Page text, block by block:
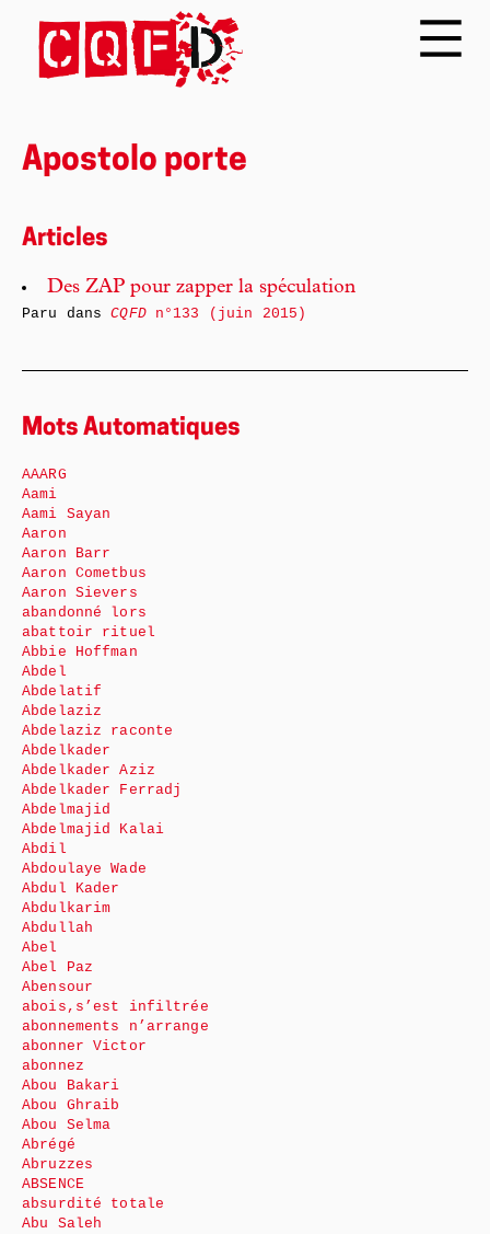
Apostolo porte
Articles
Des ZAP pour zapper la spéculation
Paru dansCQFDn°133 (juin 2015)
Mots Automatiques
AAARG
Aami
Aami Sayan
Aaron
Aaron Barr
Aaron Cometbus
Aaron Sievers
abandonné lors
abattoir rituel
Abbie Hoffman
Abdel
Abdelatif
Abdelaziz
Abdelaziz raconte
Abdelkader
Abdelkader Aziz
Abdelkader Ferradj
Abdelmajid
Abdelmajid Kalai
Abdil
Abdoulaye Wade
Abdul Kader
Abdulkarim
Abdullah
Abel
Abel Paz
Abensour
abois,s’est infiltrée
abonnements n’arrange
abonner Victor
abonnez
Abou Bakari
Abou Ghraib
Abou Selma
Abrégé
Abruzzes
ABSENCE
absurdité totale
Abu Saleh